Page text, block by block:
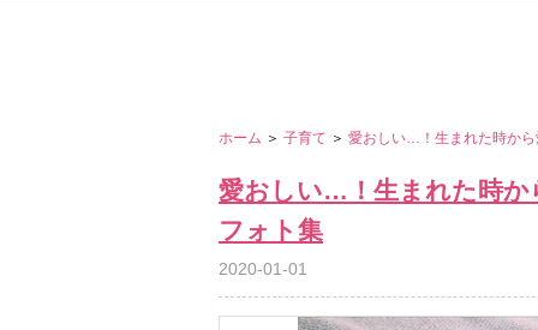
ホーム ＞ 子育て ＞ 愛おしい…！生まれた時か
愛おしい…！生まれた時か
フォト集
2020-01-01